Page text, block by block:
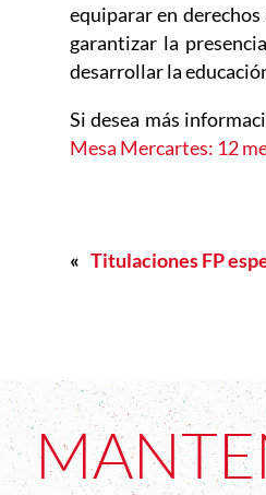
equiparar en
garantizar la
desarrollar la
Si desea más
Mesa Mercartes: 12
« Titulaciones FP